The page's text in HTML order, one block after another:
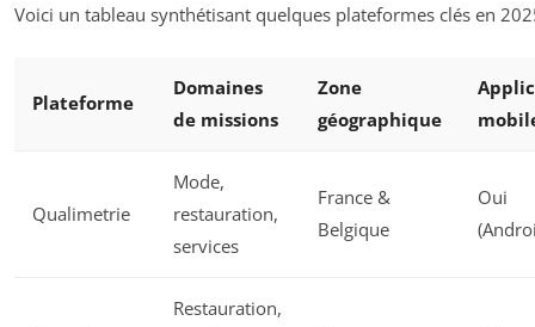
Voici un tableau synthétisant quelques plateformes clés en
Plateforme
Domaines
de missions
Zone
géographique
Qualimetrie
Mode,
restauration,
services
France &
Belgique
Oui
Restauration,